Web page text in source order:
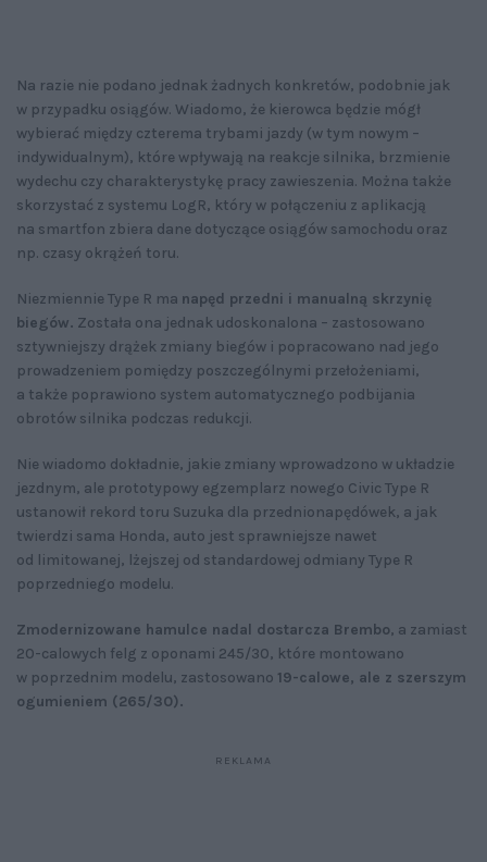
Na razie nie podano jednak żadnych konkretów, podobnie jak
w przypadku osiągów. Wiadomo, że kierowca będzie mógł
wybierać między czterema trybami jazdy (w tym nowym –
indywidualnym), które wpływają na reakcje silnika, brzmienie
wydechu czy charakterystykę pracy zawieszenia. Można także
skorzystać z systemu LogR, który w połączeniu z aplikacją
na smartfon zbiera dane dotyczące osiągów samochodu oraz
np. czasy okrążeń toru.
Niezmiennie Type R ma napęd przedni i manualną skrzynię
biegów. Została ona jednak udoskonalona – zastosowano
sztywniejszy drążek zmiany biegów i popracowano nad jego
prowadzeniem pomiędzy poszczególnymi przełożeniami,
a także poprawiono system automatycznego podbijania
obrotów silnika podczas redukcji.
Nie wiadomo dokładnie, jakie zmiany wprowadzono w układzie
jezdnym, ale prototypowy egzemplarz nowego Civic Type R
ustanowił rekord toru Suzuka dla przednionapędówek, a jak
twierdzi sama Honda, auto jest sprawniejsze nawet
od limitowanej, lżejszej od standardowej odmiany Type R
poprzedniego modelu.
Zmodernizowane hamulce nadal dostarcza Brembo, a zamiast
20-calowych felg z oponami 245/30, które montowano
w poprzednim modelu, zastosowano 19-calowe, ale z szerszym
ogumieniem (265/30).